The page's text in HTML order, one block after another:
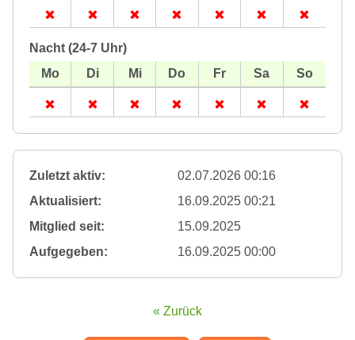
Nacht (24-7 Uhr)
Zuletzt aktiv:
02.07.2026 00:16
Aktualisiert:
16.09.2025 00:21
Mitglied seit:
15.09.2025
Aufgegeben:
16.09.2025 00:00
« Zurück